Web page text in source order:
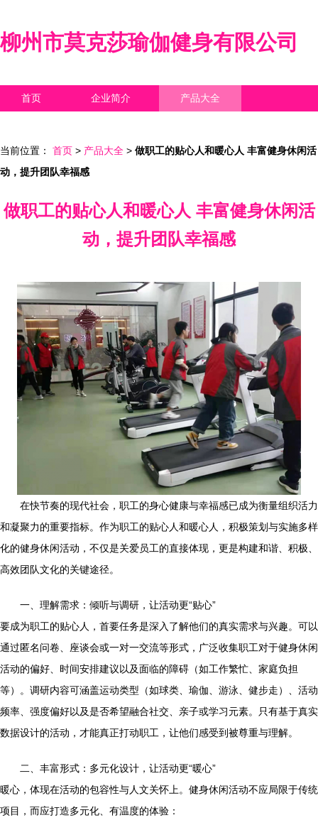
柳州市莫克莎瑜伽健身有限公司
首页 企业简介 产品大全
当前位置： 首页 > 产品大全 > 做职工的贴心人和暖心人 丰富健身休闲活
动，提升团队幸福感
做职工的贴心人和暖心人 丰富健身休闲活
动，提升团队幸福感
在快节奏的现代社会，职工的身心健康与幸福感已成为衡量组织活力
和凝聚力的重要指标。作为职工的贴心人和暖心人，积极策划与实施多样
化的健身休闲活动，不仅是关爱员工的直接体现，更是构建和谐、积极、
高效团队文化的关键途径。
一、理解需求：倾听与调研，让活动更“贴心”
要成为职工的贴心人，首要任务是深入了解他们的真实需求与兴趣。可以
通过匿名问卷、座谈会或一对一交流等形式，广泛收集职工对于健身休闲
活动的偏好、时间安排建议以及面临的障碍（如工作繁忙、家庭负担
等）。调研内容可涵盖运动类型（如球类、瑜伽、游泳、健步走）、活动
频率、强度偏好以及是否希望融合社交、亲子或学习元素。只有基于真实
数据设计的活动，才能真正打动职工，让他们感受到被尊重与理解。
二、丰富形式：多元化设计，让活动更“暖心”
暖心，体现在活动的包容性与人文关怀上。健身休闲活动不应局限于传统
项目，而应打造多元化、有温度的体验：